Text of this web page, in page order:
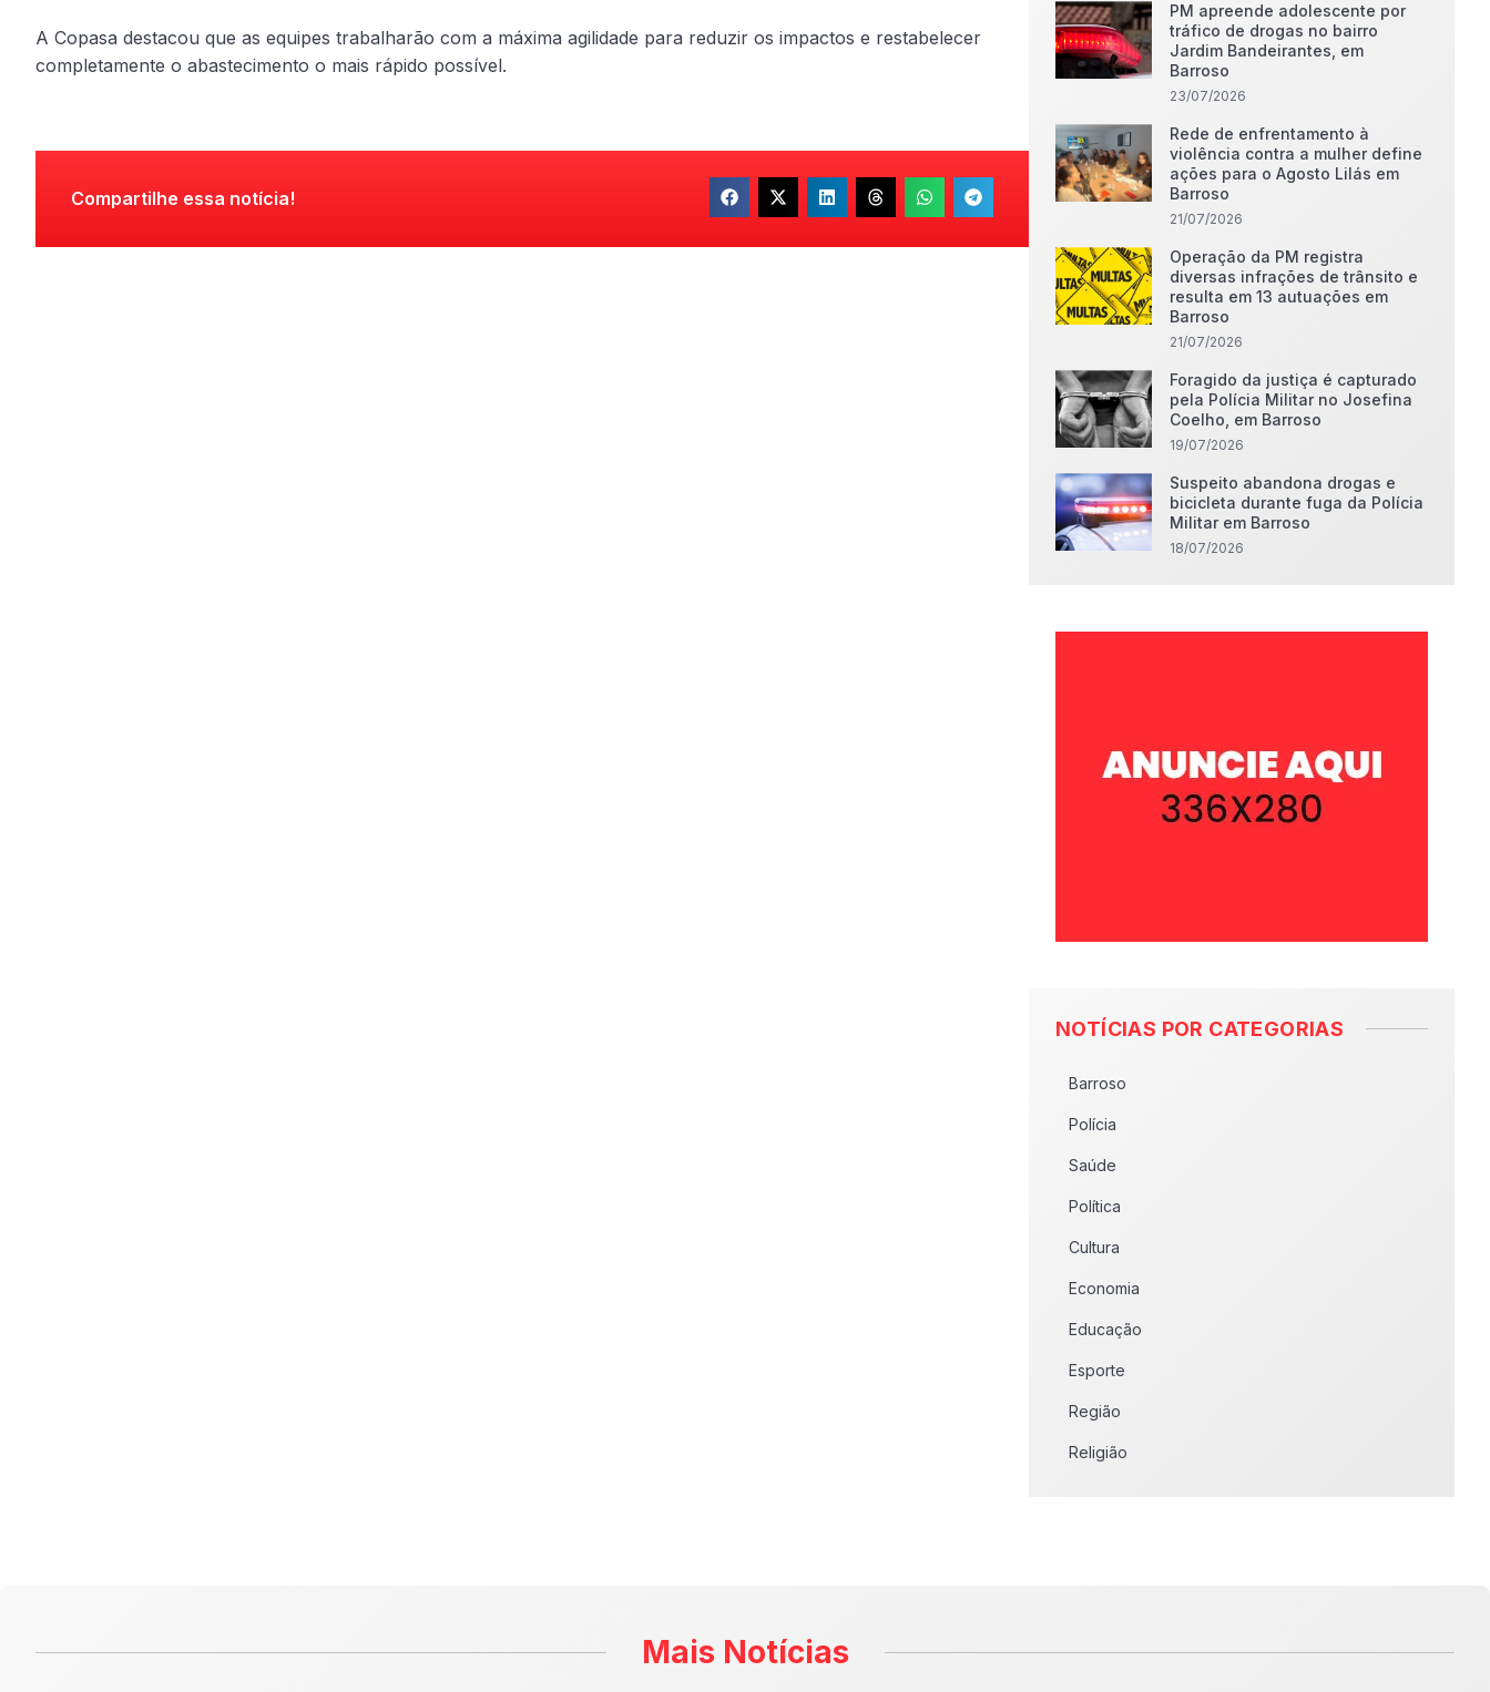
A Copasa destacou que as equipes trabalharão com a máxima agilidade para reduzir os impactos e restabelecer
completamente o abastecimento o mais rápido possível.
Compartilhe essa notícia!
PM apreende adolescente por
tráfico de drogas no bairro
Jardim Bandeirantes, em
Barroso
23/07/2026
Rede de enfrentamento à
violência contra a mulher define
ações para o Agosto Lilás em
Barroso
21/07/2026
Operação da PM registra
diversas infrações de trânsito e
resulta em 13 autuações em
Barroso
21/07/2026
Foragido da justiça é capturado
pela Polícia Militar no Josefina
Coelho, em Barroso
19/07/2026
Suspeito abandona drogas e
bicicleta durante fuga da Polícia
Militar em Barroso
18/07/2026
NOTÍCIAS POR CATEGORIAS
Barroso
Polícia
Saúde
Política
Cultura
Economia
Educação
Esporte
Região
Religião
Mais Notícias